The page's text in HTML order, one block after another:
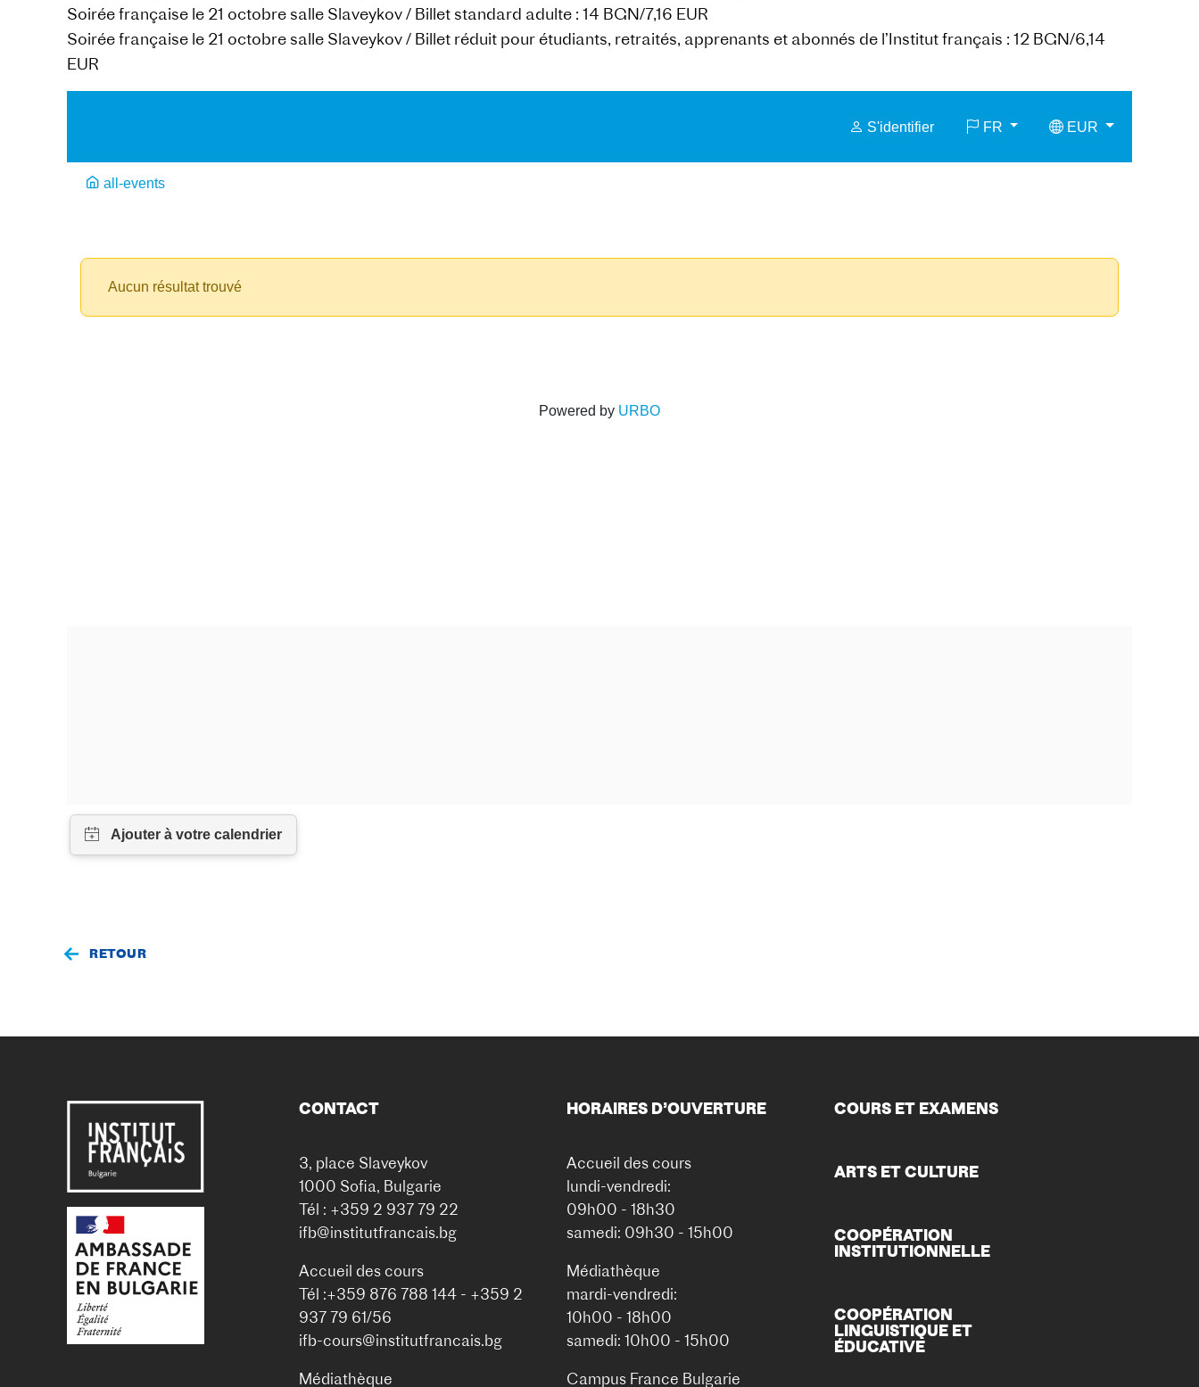
Soirée française le 21 octobre salle Slaveykov / Billet standard adulte : 14 BGN/7,16 EUR
Soirée française le 21 octobre salle Slaveykov / Billet réduit pour étudiants, retraités, apprenants et abonnés de l’Institut français : 12 BGN/6,14
EUR
RETOUR
CONTACT
3, place Slaveykov
1000 Sofia, Bulgarie
Tél : +359 2 937 79 22
ifb@institutfrancais.bg
Accueil des cours
Tél :+359 876 788 144 - +359 2
937 79 61/56
ifb-cours@institutfrancais.bg
Médiathèque
HORAIRES D’OUVERTURE
Accueil des cours
lundi-vendredi:
09h00 - 18h30
samedi: 09h30 - 15h00
Médiathèque
mardi-vendredi:
10h00 - 18h00
samedi: 10h00 - 15h00
Campus France Bulgarie
COURS ET EXAMENS
ARTS ET CULTURE
COOPÉRATION
INSTITUTIONNELLE
COOPÉRATION
LINGUISTIQUE ET
ÉDUCATIVE